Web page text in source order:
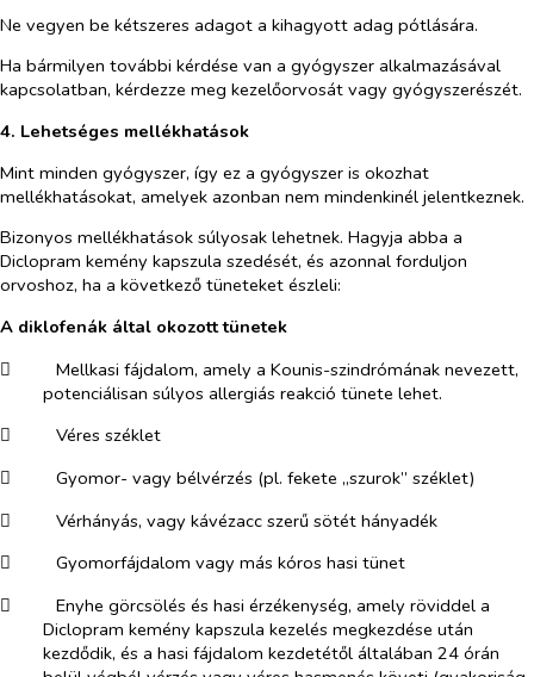
Ne vegyen be kétszeres adagot a kihagyott adag pótlására.
Ha bármilyen további kérdése van a gyógyszer alkalmazásával
kapcsolatban, kérdezze meg kezelőorvosát vagy gyógyszerészét.
4. Lehetséges mellékhatások
Mint minden gyógyszer, így ez a gyógyszer is okozhat
mellékhatásokat, amelyek azonban nem mindenkinél jelentkeznek.
Bizonyos mellékhatások súlyosak lehetnek. Hagyja abba a
Diclopram kemény kapszula szedését, és azonnal forduljon
orvoshoz, ha a következő tüneteket észleli:
A diklofenák által okozott tünetek
​
Mellkasi fájdalom, amely a Kounis-szindrómának nevezett,
potenciálisan súlyos allergiás reakció tünete lehet.
​
Véres széklet
​
Gyomor- vagy bélvérzés (pl. fekete „szurok” széklet)
​
Vérhányás, vagy kávézacc szerű sötét hányadék
​
Gyomorfájdalom vagy más kóros hasi tünet
​
Enyhe görcsölés és hasi érzékenység, amely röviddel a
Diclopram kemény kapszula kezelés megkezdése után
kezdődik, és a hasi fájdalom kezdetétől általában 24 órán